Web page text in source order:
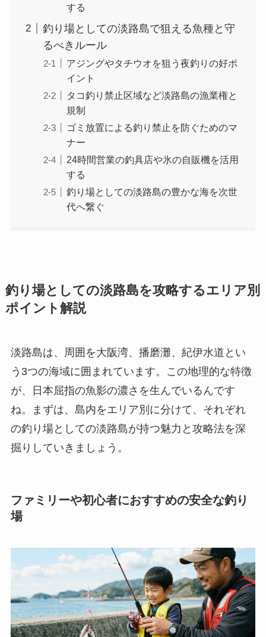
する
釣り場としての淡路島で狙える魚種と守
るべきルール
アジングやタチウオを狙う夜釣りの好ポ
イント
タコ釣り禁止区域など淡路島の漁業権と
規制
ゴミ放置による釣り禁止を防ぐためのマ
ナー
24時間営業の釣具店や氷の自販機を活用
する
釣り場としての淡路島の豊かな海を次世
代へ繋ぐ
釣り場としての淡路島を攻略するエリア別
ポイント解説
淡路島は、周囲を大阪湾、播磨灘、紀伊水道とい
う3つの海域に囲まれています。この地理的な特徴
が、日本屈指の魚影の濃さを生んでいるんです
ね。まずは、島内をエリア別に分けて、それぞれ
の釣り場としての淡路島が持つ魅力と攻略法を深
掘りしていきましょう。
ファミリーや初心者におすすめの安全な釣り
場